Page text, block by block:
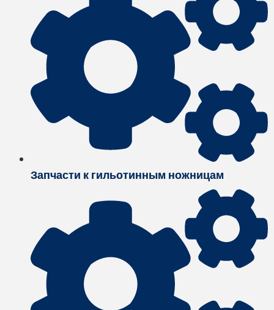
Запчасти к гильотинным ножницам